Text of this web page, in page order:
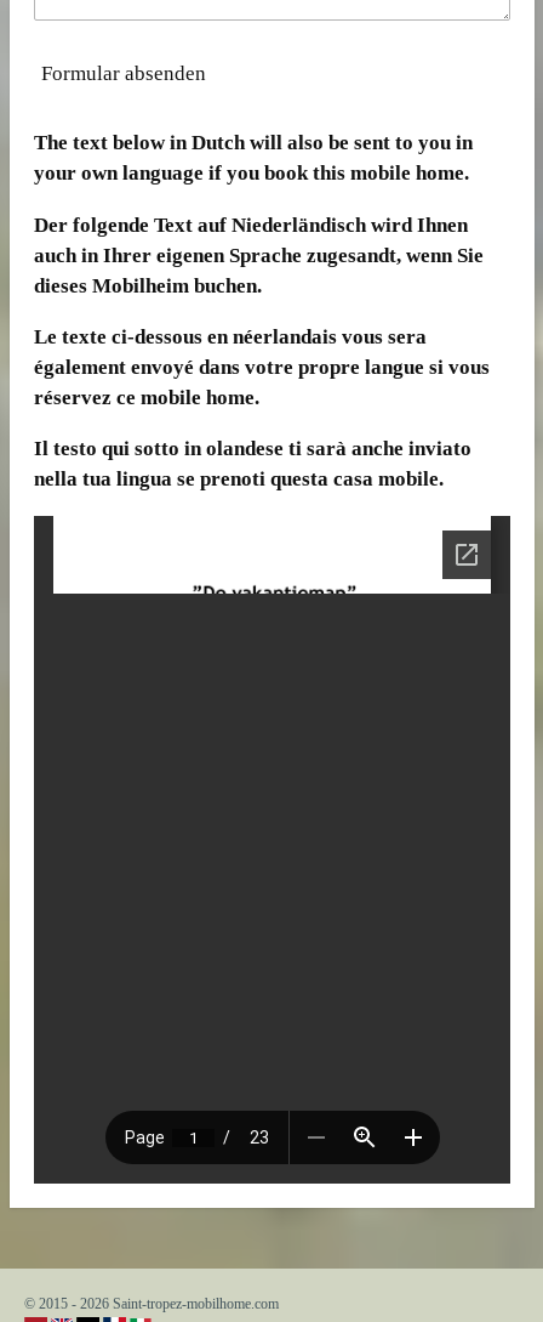
Formular absenden
The text below in Dutch will also be sent to you in
your own language if you book this mobile home.
Der folgende Text auf Niederländisch wird Ihnen
auch in Ihrer eigenen Sprache zugesandt, wenn Sie
dieses Mobilheim buchen.
Le texte ci-dessous en néerlandais vous sera
également envoyé dans votre propre langue si vous
réservez ce mobile home.
Il testo qui sotto in olandese ti sarà anche inviato
nella tua lingua se prenoti questa casa mobile.
© 2015 - 2026 Saint-tropez-mobilhome.com